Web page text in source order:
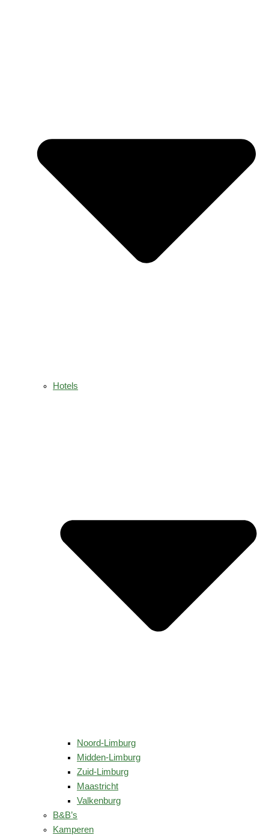
Hotels
Noord-Limburg
Midden-Limburg
Zuid-Limburg
Maastricht
Valkenburg
B&B’s
Kamperen